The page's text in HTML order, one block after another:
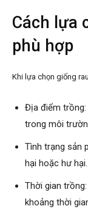
Cách lựa
phù hợp
Khi lựa chọn giống
Địa điểm
trong môi
Tình trạng sản
hại hoặc hư hại.
Thời gian
khoảng thời